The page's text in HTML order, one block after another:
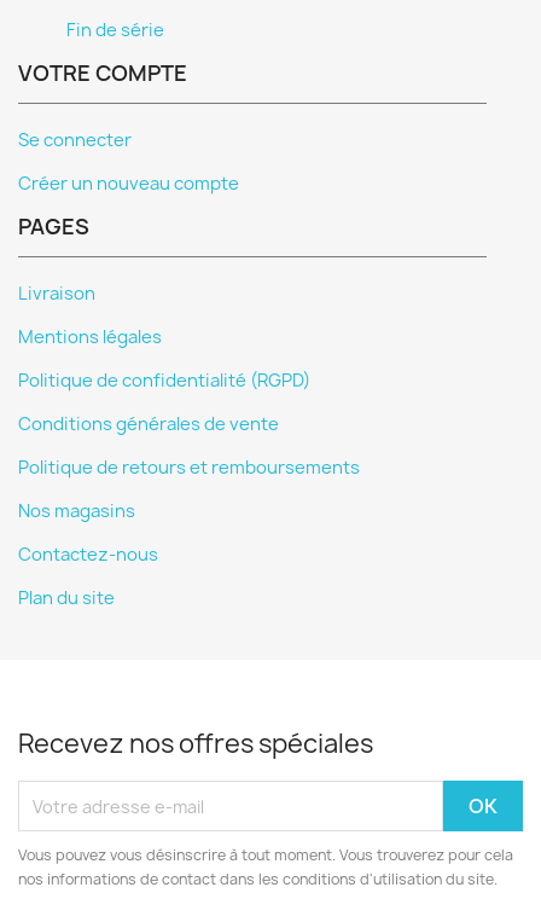
Fin de série
VOTRE COMPTE
Se connecter
Créer un nouveau compte
PAGES
Livraison
Mentions légales
Politique de confidentialité (RGPD)
Conditions générales de vente
Politique de retours et remboursements
Nos magasins
Contactez-nous
Plan du site
Recevez nos offres spéciales
Vous pouvez vous désinscrire à tout moment. Vous trouverez pour cela
nos informations de contact dans les conditions d'utilisation du site.